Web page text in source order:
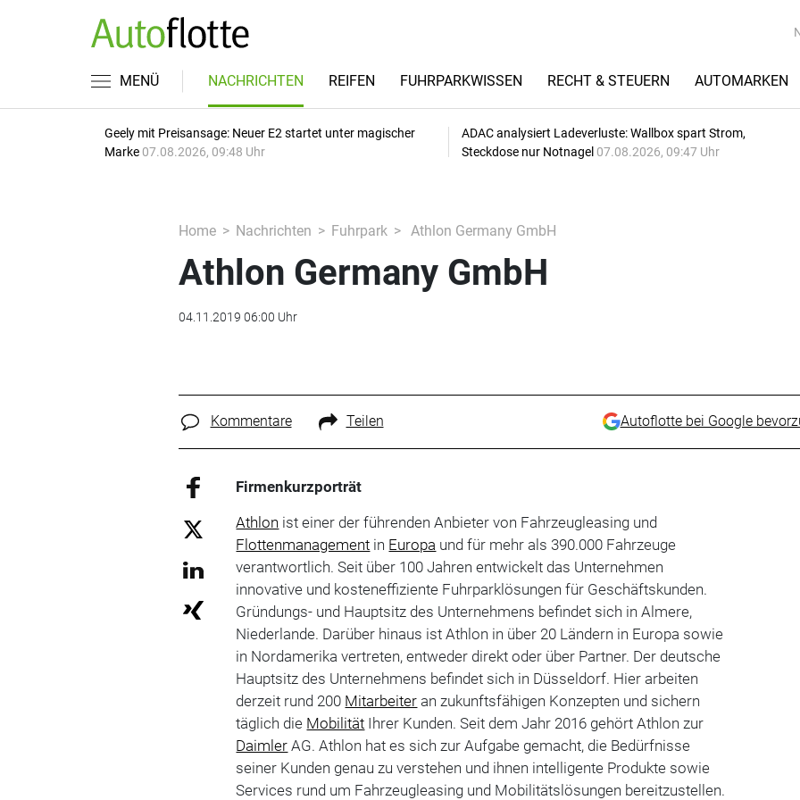
MENÜ NACHRICHTEN REIFEN FUHRPARKWISSEN RECHT & STEUERN AUTOMARKEN
Geely mit Preisansage: Neuer E2 startet unter magischer
Marke 07.08.2026, 09:48 Uhr
ADAC analysiert Ladeverluste: Wallbox spart Strom,
Steckdose nur Notnagel 07.08.2026, 09:47 Uhr
Home Nachrichten Fuhrpark Athlon Germany GmbH
Athlon Germany GmbH
04.11.2019 06:00 Uhr
Kommentare Teilen Autoflotte bei Google
Firmenkurzporträt
Athlon ist einer der führenden Anbieter von Fahrzeugleasing und
Flottenmanagement in Europa und für mehr als 390.000 Fahrzeuge
verantwortlich. Seit über 100 Jahren entwickelt das Unternehmen
innovative und kosteneffiziente Fuhrparklösungen für Geschäftskunden.
Gründungs- und Hauptsitz des Unternehmens befindet sich in Almere,
Niederlande. Darüber hinaus ist Athlon in über 20 Ländern in Europa sowie
in Nordamerika vertreten, entweder direkt oder über Partner. Der deutsche
Hauptsitz des Unternehmens befindet sich in Düsseldorf. Hier arbeiten
derzeit rund 200 Mitarbeiter an zukunftsfähigen Konzepten und sichern
täglich die Mobilität Ihrer Kunden. Seit dem Jahr 2016 gehört Athlon zur
Daimler AG. Athlon hat es sich zur Aufgabe gemacht, die Bedürfnisse
seiner Kunden genau zu verstehen und ihnen intelligente Produkte sowie
Services rund um Fahrzeugleasing und Mobilitätslösungen bereitzustellen.